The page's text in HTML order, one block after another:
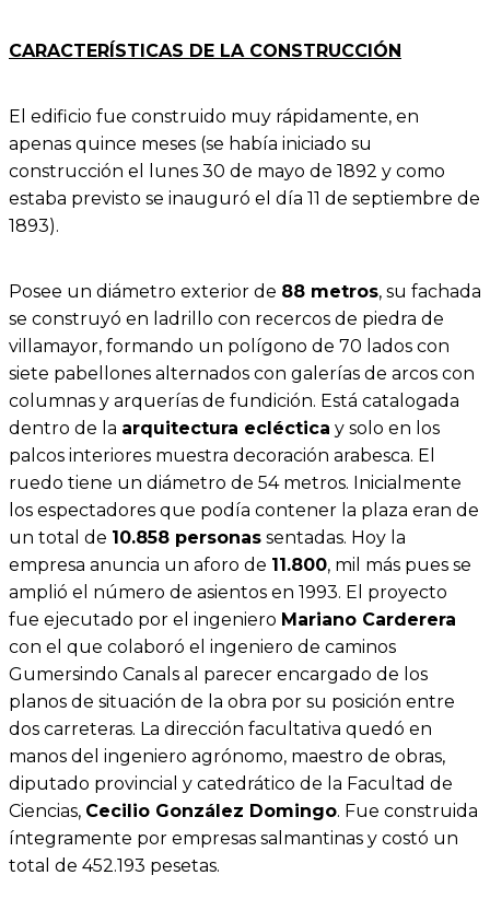
CARACTERÍSTICAS DE LA CONSTRUCCIÓN
El edificio fue construido muy rápidamente, en
apenas quince meses (se había iniciado su
construcción el lunes 30 de mayo de 1892 y como
estaba previsto se inauguró el día 11 de septiembre de
1893).
Posee un diámetro exterior de 88 metros, su fachada
se construyó en ladrillo con recercos de piedra de
villamayor, formando un polígono de 70 lados con
siete pabellones alternados con galerías de arcos con
columnas y arquerías de fundición. Está catalogada
dentro de la arquitectura ecléctica y solo en los
palcos interiores muestra decoración arabesca. El
ruedo tiene un diámetro de 54 metros. Inicialmente
los espectadores que podía contener la plaza eran de
un total de 10.858 personas sentadas. Hoy la
empresa anuncia un aforo de 11.800, mil más pues se
amplió el número de asientos en 1993. El proyecto
fue ejecutado por el ingeniero Mariano Carderera
con el que colaboró el ingeniero de caminos
Gumersindo Canals al parecer encargado de los
planos de situación de la obra por su posición entre
dos carreteras. La dirección facultativa quedó en
manos del ingeniero agrónomo, maestro de obras,
diputado provincial y catedrático de la Facultad de
Ciencias, Cecilio González Domingo. Fue construida
íntegramente por empresas salmantinas y costó un
total de 452.193 pesetas.